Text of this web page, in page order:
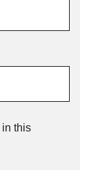
in this